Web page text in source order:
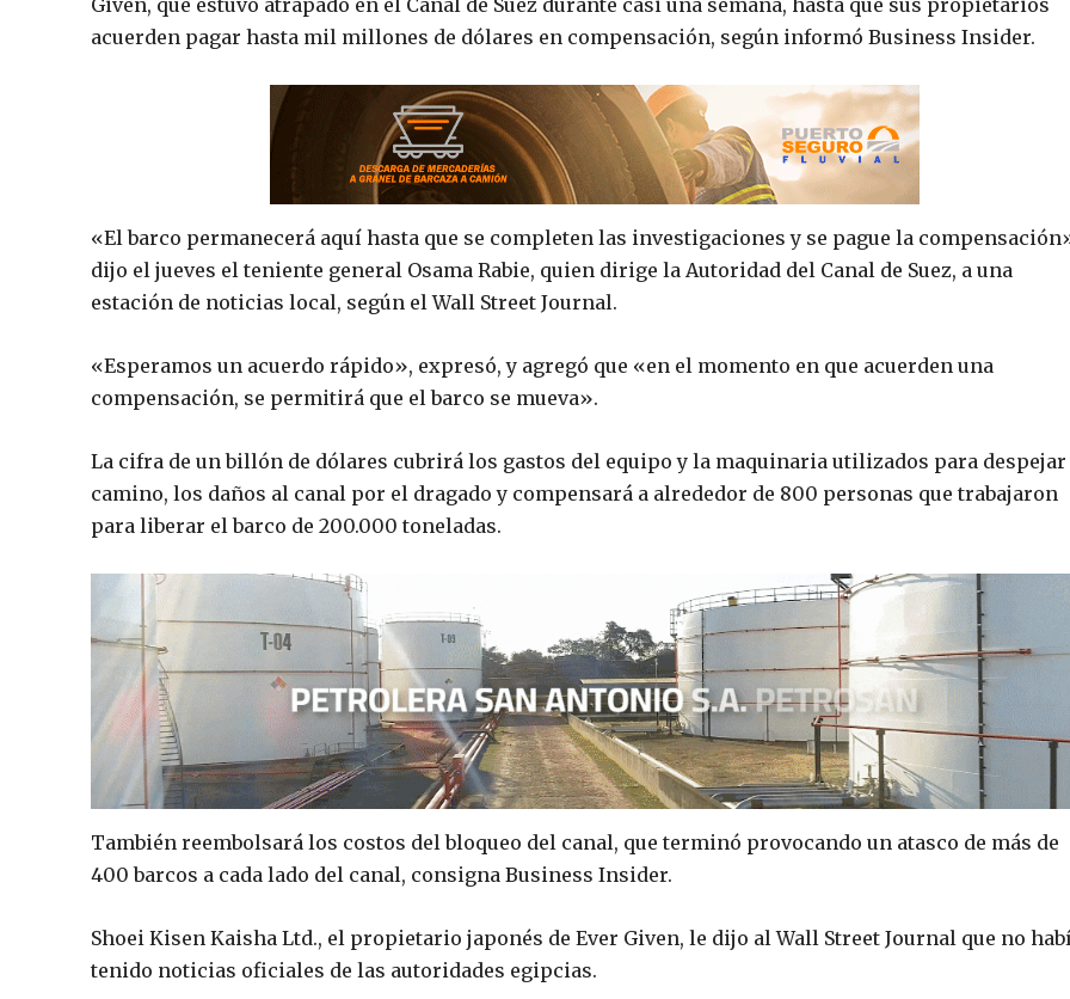
acuerden pagar hasta mil millones de dólares en compensación, según informó Business Insider.
«El barco permanecerá aquí hasta que se completen las investigaciones y se pague la
dijo el jueves el teniente general Osama Rabie, quien dirige la Autoridad del Canal de Suez, a una
estación de noticias local, según el Wall Street Journal.
«Esperamos un acuerdo rápido», expresó, y agregó que «en el momento en que acuerden una
compensación, se permitirá que el barco se mueva».
La cifra de un billón de dólares cubrirá los gastos del equipo y la maquinaria utilizados para
camino, los daños al canal por el dragado y compensará a alrededor de 800 personas que trabajaron
para liberar el barco de 200.000 toneladas.
También reembolsará los costos del bloqueo del canal, que terminó provocando un atasco de más de
400 barcos a cada lado del canal, consigna Business Insider.
Shoei Kisen Kaisha Ltd., el propietario japonés de Ever Given, le dijo al Wall Street Journal que no
tenido noticias oficiales de las autoridades egipcias.